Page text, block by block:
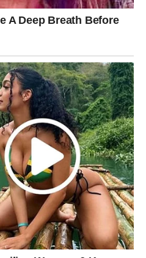
u prošlosti i otvorite vrata
boljem životu
trenuci.
i sigurniji period.
dolazi osjećaj da se trud